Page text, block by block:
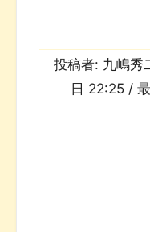
投稿者: 九嶋秀
日 22:25 /